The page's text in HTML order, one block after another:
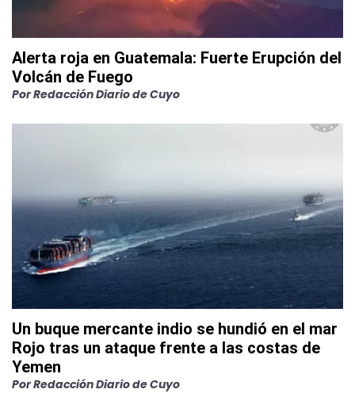
Alerta roja en Guatemala: Fuerte Erupción del
Volcán de Fuego
PorRedacción Diario de Cuyo
Un buque mercante indio se hundió en el mar
Rojo tras un ataque frente a las costas de
Yemen
PorRedacción Diario de Cuyo